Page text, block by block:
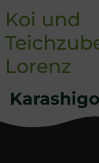
Koi und
Lorenz